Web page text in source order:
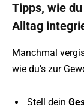
Tipps, wie
Alltag
Manchmal
wie du’s zur
Stell dein